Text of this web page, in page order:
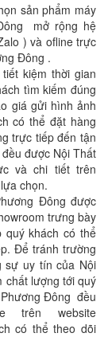
sản phẩm máy
mở rộng hệ
) và ofline trực
Đông .
kiệm thời gian
tìm kiếm đúng
giá gửi hình ảnh
có thể đặt hàng
trực tiếp đến tận
được Nội Thất
và chi tiết trên
chọn.
Đông được
trưng bày
quý khách có thể
Để tránh trường
sự uy tín của Nội
chất lượng tới quý
Đông đều
trên website
có thể theo dõi